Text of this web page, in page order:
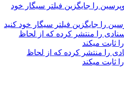
را جایگزین فیلتر سیگار خود کنید
را منتشر کرده که از لحاظ
ثابت میکند